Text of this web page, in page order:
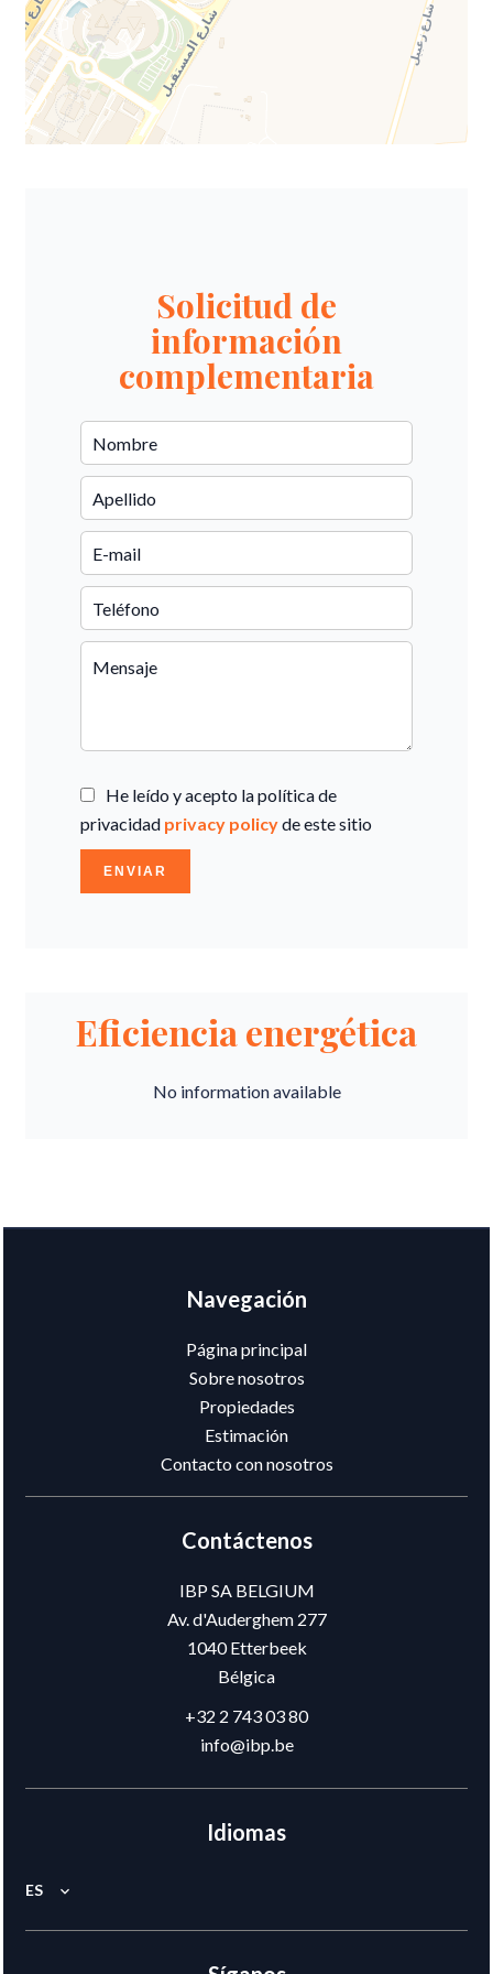
Solicitud de
información
complementaria
He leído y acepto la política de
privacidad privacy policyde este sitio
ENVIAR
Eficiencia energética
No information available
Navegación
Página principal
Sobre nosotros
Propiedades
Estimación
Contacto con nosotros
Contáctenos
IBP SA BELGIUM
Av. d'Auderghem 277
1040Etterbeek
Bélgica
+32 2 743 03 80
info@ibp.be
Idiomas
ES